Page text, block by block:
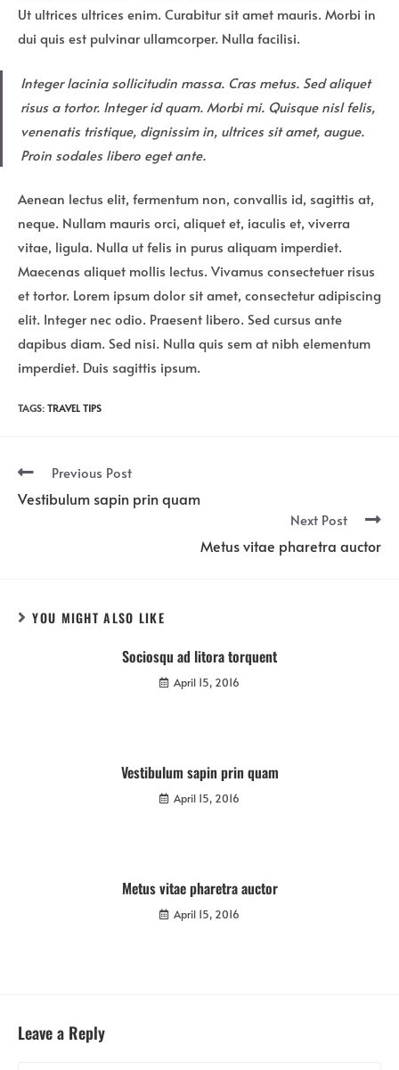
Ut ultrices ultrices enim. Curabitur sit amet mauris. Morbi in
dui quis est pulvinar ullamcorper. Nulla facilisi.
Integer lacinia sollicitudin massa. Cras metus. Sed aliquet
risus a tortor. Integer id quam. Morbi mi. Quisque nisl felis,
venenatis tristique, dignissim in, ultrices sit amet, augue.
Proin sodales libero eget ante.
Aenean lectus elit, fermentum non, convallis id, sagittis at,
neque. Nullam mauris orci, aliquet et, iaculis et, viverra
vitae, ligula. Nulla ut felis in purus aliquam imperdiet.
Maecenas aliquet mollis lectus. Vivamus consectetuer risus
et tortor. Lorem ipsum dolor sit amet, consectetur adipiscing
elit. Integer nec odio. Praesent libero. Sed cursus ante
dapibus diam. Sed nisi. Nulla quis sem at nibh elementum
imperdiet. Duis sagittis ipsum.
TAGS: TRAVEL TIPS
Read
articles
Previous Post
Vestibulum sapin prin quam
Next Post
Metus vitae pharetra auctor
YOU MIGHT ALSO LIKE
Sociosqu ad litora torquent
April 15, 2016
Vestibulum sapin prin quam
April 15, 2016
Metus vitae pharetra auctor
April 15, 2016
Leave a Reply